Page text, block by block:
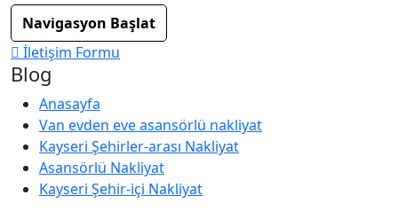
Navigasyon Başlat
İletişim Formu
Blog
Anasayfa
Van evden eve asansörlü nakliyat
Kayseri Şehirler-arası Nakliyat
Asansörlü Nakliyat
Kayseri Şehir-içi Nakliyat